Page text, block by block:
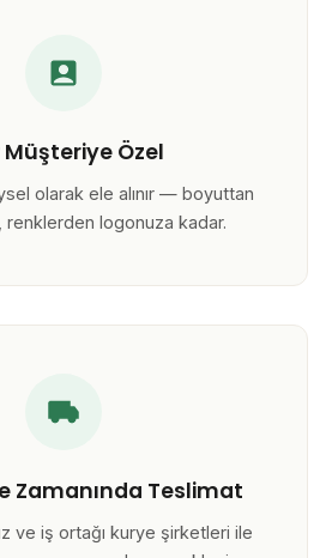
Müşteriye Özel
olarak ele alınır — boyuttan
renklerden logonuza kadar.
Zamanında Teslimat
ve iş ortağı kurye şirketleri ile